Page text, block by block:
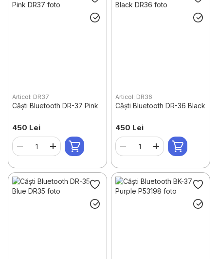
Articol: DR37
Căști Bluetooth DR-37 Pink
450 Lei
Articol: DR36
Căști Bluetooth DR-36 Black
450 Lei